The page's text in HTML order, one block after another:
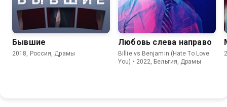
7.8 7.1
Бывшие
2018, Россия, Драмы
6.6 7.1
Любовь слева направо
Billie vs Benjamin (Hate To Love
You) • 2022, Бельгия, Драмы